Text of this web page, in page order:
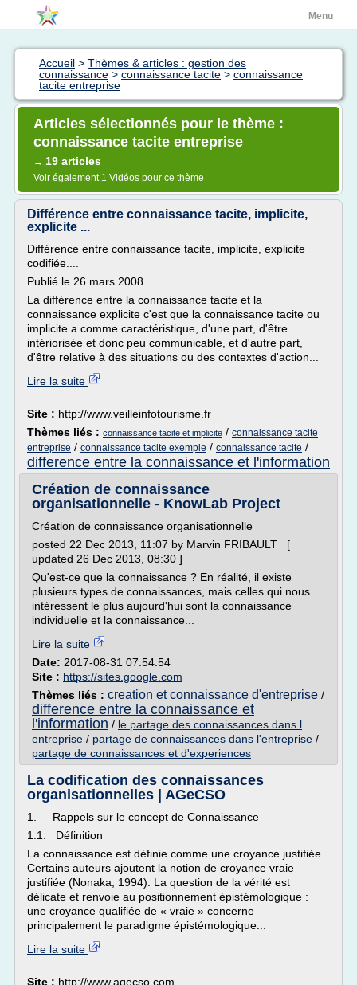
Menu
Accueil > Thèmes & articles : gestion des
connaissance > connaissance tacite > connaissance
tacite entreprise
Articles sélectionnés pour le thème :
connaissance tacite entreprise
→ 19 articles
Voir également 1 Vidéos pour ce thème
Différence entre connaissance tacite, implicite,
explicite ...
Différence entre connaissance tacite, implicite, explicite
codifiée....
Publié le 26 mars 2008
La différence entre la connaissance tacite et la
connaissance explicite c'est que la connaissance tacite ou
implicite a comme caractéristique, d'une part, d'être
intériorisée et donc peu communicable, et d'autre part,
d'être relative à des situations ou des contextes d'action...
Lire la suite
Site : http://www.veilleinfotourisme.fr
Thèmes liés : connaissance tacite et implicite / connaissance tacite
entreprise / connaissance tacite exemple / connaissance tacite /
difference entre la connaissance et l'information
Création de connaissance
organisationnelle - KnowLab Project
Création de connaissance organisationnelle
posted 22 Dec 2013, 11:07 by Marvin FRIBAULT [
updated 26 Dec 2013, 08:30 ]
Qu'est-ce que la connaissance ? En réalité, il existe
plusieurs types de connaissances, mais celles qui nous
intéressent le plus aujourd'hui sont la connaissance
individuelle et la connaissance...
Lire la suite
Date: 2017-08-31 07:54:54
Site : https://sites.google.com
Thèmes liés : creation et connaissance d'entreprise /
difference entre la connaissance et
l'information / le partage des connaissances dans l
entreprise / partage de connaissances dans l'entreprise /
partage de connaissances et d'experiences
La codification des connaissances
organisationnelles | AGeCSO
1. Rappels sur le concept de Connaissance
1.1. Définition
La connaissance est définie comme une croyance justifiée.
Certains auteurs ajoutent la notion de croyance vraie
justifiée (Nonaka, 1994). La question de la vérité est
délicate et renvoie au positionnement épistémologique :
une croyance qualifiée de « vraie » concerne
principalement le paradigme épistémologique...
Lire la suite
Site : http://www.agecso.com